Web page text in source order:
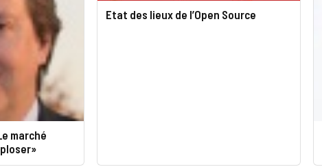
marché
Etat des lieux de l’Open Source